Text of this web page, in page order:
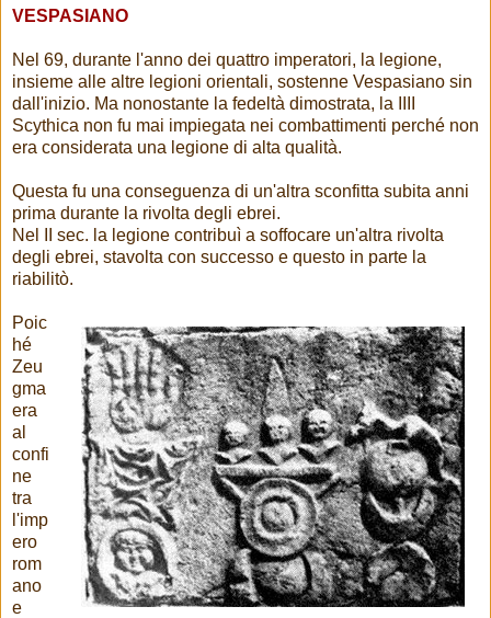
VESPASIANO
Nel 69, durante l'anno dei quattro imperatori, la legione,
insieme alle altre legioni orientali, sostenne Vespasiano sin
dall'inizio. Ma nonostante la fedeltà dimostrata, la IIII
Scythica non fu mai impiegata nei combattimenti perché non
era considerata una legione di alta qualità.
Questa fu una conseguenza di un'altra sconfitta subita anni
prima durante la rivolta degli ebrei.
Nel II sec. la legione contribuì a soffocare un'altra rivolta
degli ebrei, stavolta con successo e questo in parte la
riabilitò.
Poic
hé
Zeu
gma
era
al
confi
ne
tra
l'imp
ero
rom
ano
e